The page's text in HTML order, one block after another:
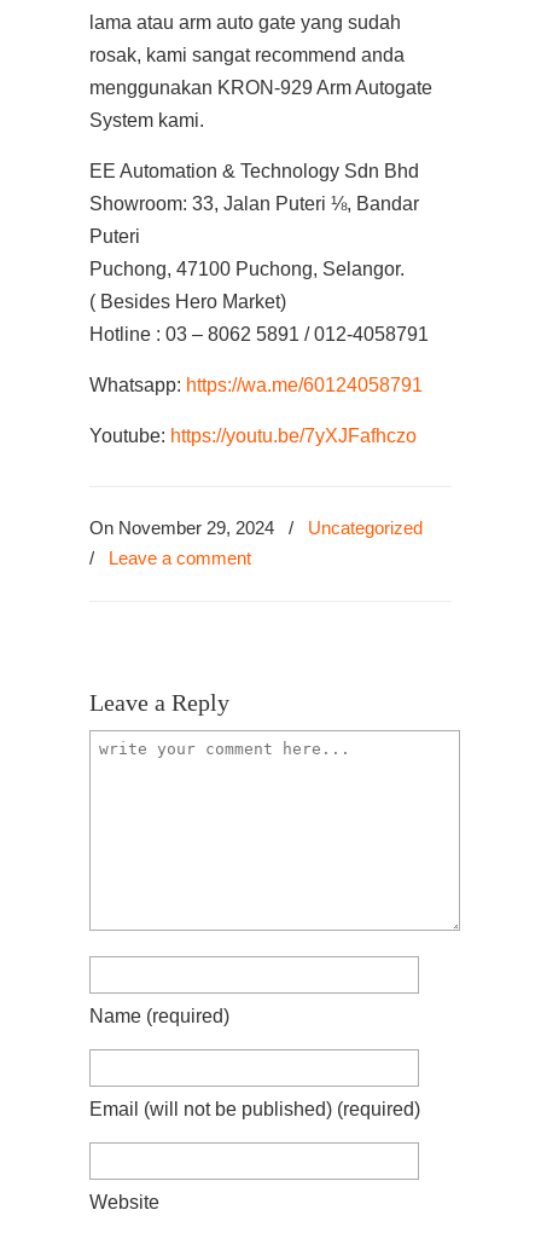
lama atau arm auto gate yang sudah
rosak, kami sangat recommend anda
menggunakan KRON-929 Arm Autogate
System kami.
EE Automation & Technology Sdn Bhd
Showroom: 33, Jalan Puteri ⅛, Bandar
Puteri
Puchong, 47100 Puchong, Selangor.
( Besides Hero Market)
Hotline : 03 – 8062 5891 / 012-4058791
Whatsapp: https://wa.me/60124058791
Youtube: https://youtu.be/7yXJFafhczo
On November 29, 2024 /
Uncategorized
/ Leave a comment
Leave a Reply
Name (required)
Email (will not be published) (required)
Website